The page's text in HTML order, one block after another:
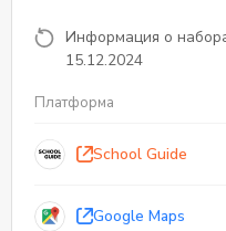
Информация о
15.12.2024
Платформа
School Guide
Google Maps